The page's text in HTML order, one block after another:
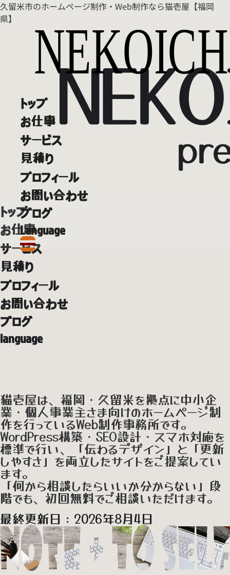
久留米市のホームページ制作・Web制作なら猫壱屋【福岡
県】
トップ
お仕事
サービス
見積り
プロフィール
お問い合わせ
ブログ
Language
トップ
お仕事
サービス
見積り
プロフィール
お問い合わせ
ブログ
language
猫壱屋は、福岡・久留米を拠点に中小企
業・個人事業主さま向けのホームページ制
作を行っているWeb制作事務所です。
WordPress構築・SEO設計・スマホ対応を
標準で行い、「伝わるデザイン」と「更新
しやすさ」を両立したサイトをご提案してい
ます。
「何から相談したらいいか分からない」段
階でも、初回無料でご相談いただけます。
最終更新日：2026年8月4日